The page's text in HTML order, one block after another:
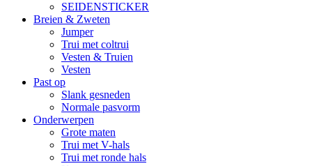
SEIDENSTICKER
Breien & Zweten
Jumper
Trui met coltrui
Vesten & Truien
Vesten
Past op
Slank gesneden
Normale pasvorm
Onderwerpen
Grote maten
Trui met V-hals
Trui met ronde hals